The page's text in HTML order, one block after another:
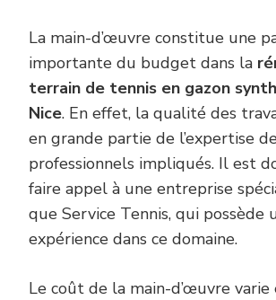
La main-d’œuvre constitue une
importante du budget dans la
terrain de tennis en gazon
Nice. En effet, la qualité des
en grande partie de l’expertise
professionnels impliqués. Il est
faire appel à une entreprise
que Service Tennis, qui possède
expérience dans ce domaine.
Le coût de la main-d’œuvre varie